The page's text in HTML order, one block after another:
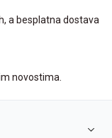
a besplatna dostava
novostima.